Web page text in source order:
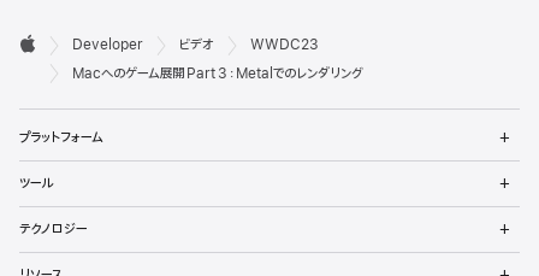
デ
ロ
ッ
パ
向

Apple
Developer ビデオ
WWDC23
Macへのゲーム展開 Part 3：Metalでのレンダリング
プラットフォーム
ュ
を
く
ツール
ュ
を
テクノロジー
ュ